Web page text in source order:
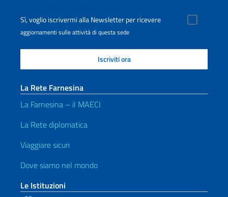
Sì, voglio iscrivermi alla Newsletter per ricevere
aggiornamenti sulle attività di questa sede
La Rete Farnesina
La Farnesina – il MAECI
La Rete diplomatica
Viaggiare sicuri
Dove siamo nel mondo
Le Istituzioni